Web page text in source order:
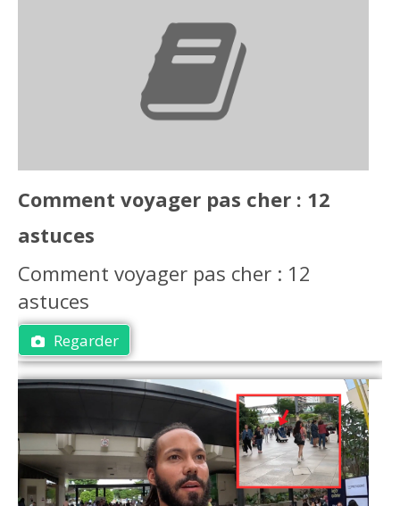
Comment voyager pas cher : 12
astuces
Comment voyager pas cher : 12
astuces
Regarder